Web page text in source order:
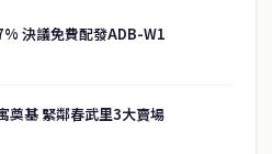
決議免費配發ADB-W1
基 緊鄰春武里3大賣場